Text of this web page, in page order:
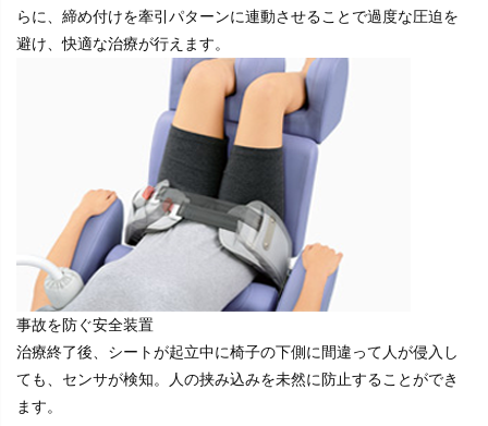
らに、締め付けを牽引パターンに連動させることで過度な圧迫を
避け、快適な治療が行えます。
事故を防ぐ安全装置
治療終了後、シートが起立中に椅子の下側に間違って人が侵入し
ても、センサが検知。人の挟み込みを未然に防止することができ
ます。